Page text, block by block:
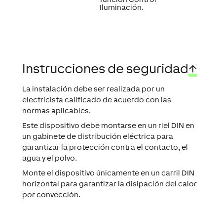
La instalación debe ser realizada por un
electricista calificado de acuerdo con las
normas aplicables.
Este dispositivo debe montarse en un riel DIN en
un gabinete de distribución eléctrica para
garantizar la protección contra el contacto, el
agua y el polvo.
Monte el dispositivo únicamente en un carril DIN
horizontal para garantizar la disipación del calor
por convección.